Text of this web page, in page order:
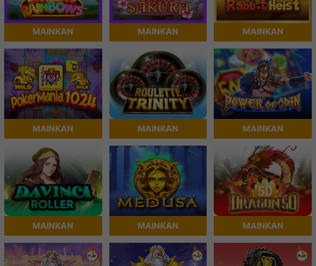
MAINKAN MAINKAN MAINKAN
MAINKAN MAINKAN MAINKAN
MAINKAN MAINKAN MAINKAN